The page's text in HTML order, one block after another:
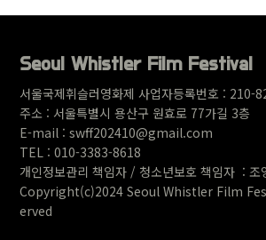
Seoul Whistler Film Festival
서울국제휘슬러영화제 사업자등록번호 : 210-
주소 : 서울특별시 용산구 원효로 77가길 3층
E-mail : swff202410@gmail.com
TEL : 010-3383-8618
개인정보관리 책임자 / 청소년보호 책임자 : 조
Copyright(c)2024 Seoul Whistler Film
erved